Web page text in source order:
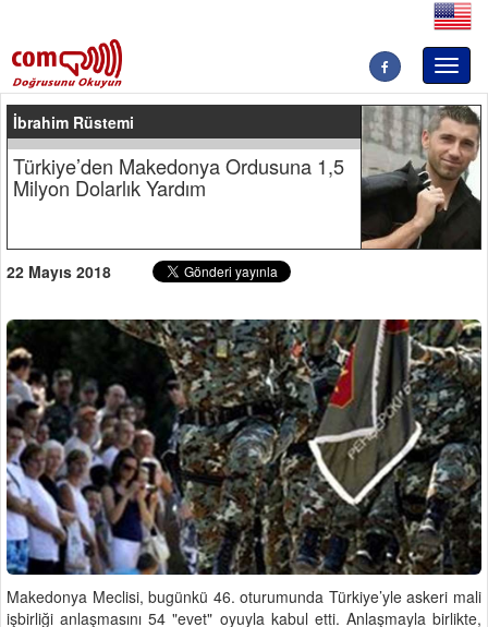
İbrahim Rüstemi
Türkiye’den Makedonya Ordusuna 1,5
Milyon Dolarlık Yardım
22 Mayıs 2018
Makedonya Meclisi, bugünkü 46. oturumunda Türkiye’yle askeri mali
işbirliği anlaşmasını 54 "evet" oyuyla kabul etti. Anlaşmayla birlikte,